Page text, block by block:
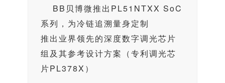
BB贝博微推出PL51NTXX SoC
系列，为冷链追溯量身定制
推出业界领先的深度数字调光芯片
组及其参考设计方案（专利调光芯
片PL378X）